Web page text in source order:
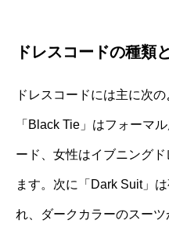
ドレスコードの種類
ドレスコードには主に次
「Black Tie」はフォーマ
ード、女性はイブニング
ます。次に「Dark Suit」
れ、ダークカラーのスー